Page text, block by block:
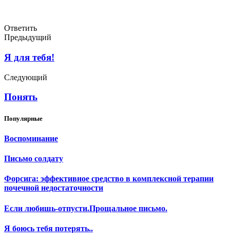
Ответить
Предыдущий
Я для тебя!
Следующий
Понять
Популярные
Воспоминание
Письмо солдату
Форсига: эффективное средство в комплексной терапии
почечной недостаточности
Если любишь-отпусти.Прощальное письмо.
Я боюсь тебя потерять..